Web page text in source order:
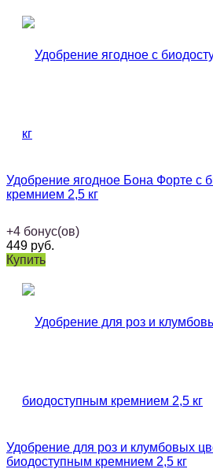
Удобрение ягодное Бона Форте с
кремнием 2,5 кг
+4 бонус(ов)
449 руб.
Купить
Удобрение для роз и клумбовых
биодоступным кремнием 2,5 кг